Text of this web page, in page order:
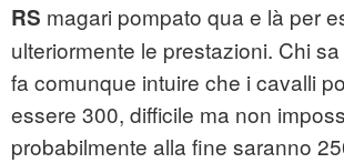
RS magari pompato qua e là per
ulteriormente le prestazioni. Chi
fa comunque intuire che i cavalli
essere 300, difficile ma non
probabilmente alla fine saranno